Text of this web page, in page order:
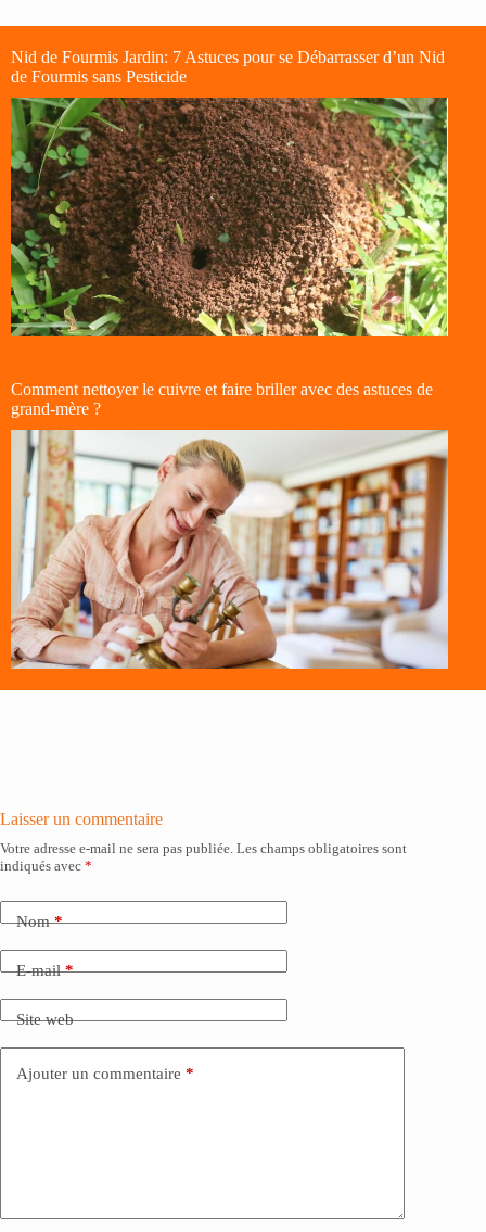
Nid de Fourmis Jardin: 7 Astuces pour se Débarrasser d’un Nid
de Fourmis sans Pesticide
Comment nettoyer le cuivre et faire briller avec des astuces de
grand-mère ?
Laisser un commentaire
Votre adresse e-mail ne sera pas publiée. Les champs obligatoires sont
indiqués avec *
Nom*
E-mail*
Site web
Ajouter un commentaire *